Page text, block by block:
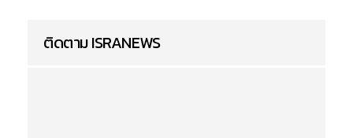
ติดตาม ISRANEWS